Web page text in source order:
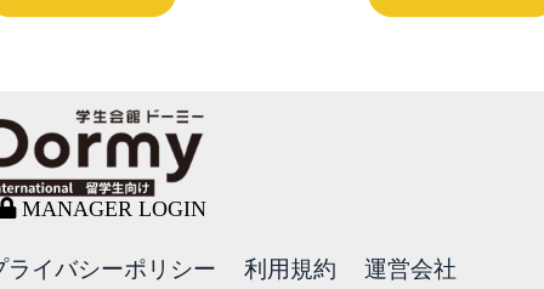
MANAGER LOGIN
ライバシーポリシー 利用規約 運営会社